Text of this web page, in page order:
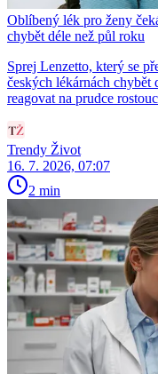
Oblíbený lék pro ženy
chybět déle než půl roku
Sprej Lenzetto, který se
českých lékárnách chybět
reagovat na prudce
Trendy Život
16. 7. 2026, 07:07
2 min